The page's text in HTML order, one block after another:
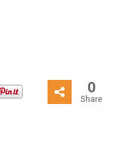
0
Share